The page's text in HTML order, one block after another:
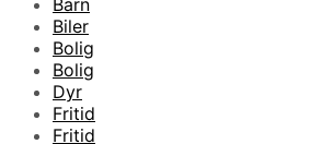
Barn
Biler
Bolig
Bolig
Dyr
Fritid
Fritid